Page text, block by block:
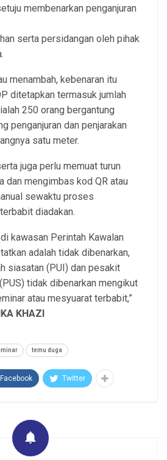
membenarkan penganjuran
serta persidangan oleh pihak
menambah, kebenaran itu
ditetapkan termasuk jumlah
250 orang bergantung
penganjuran dan penjarakan
satu meter.
juga perlu memuat turun
dan mengimbas kod QR atau
sewaktu proses
diadakan.
kawasan Perintah Kawalan
adalah tidak dibenarkan,
siasatan (PUI) dan pesakit
tidak dibenarkan mengikut
atau mesyuarat terbabit,”
KHAZI
temu duga
Facebook Twitter